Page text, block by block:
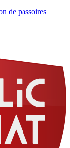
de passoires